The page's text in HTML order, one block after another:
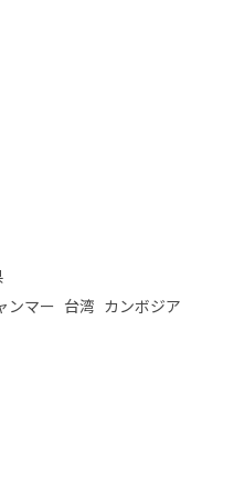
ンマー 台湾 カンボジア